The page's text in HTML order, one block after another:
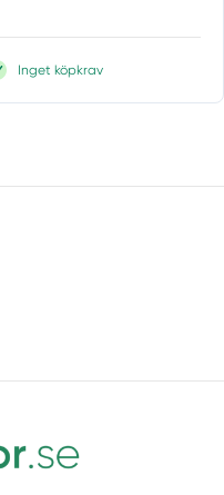
Inget köpkrav